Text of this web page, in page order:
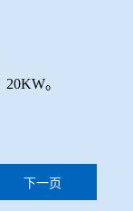
20KW。
下一页